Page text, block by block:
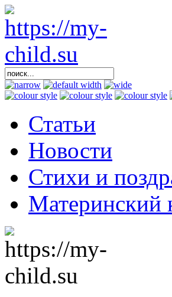
Статьи
Новости
Стихи и
Материнский